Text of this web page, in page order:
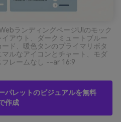
ランディングページUIのモック
アウト、ダークミュートブルー
ド、暖色タンのプライマリボタ
ルなアイコンとチャート、モダ
フレームなし --ar 16:9
パレットのビジュアルを無料
作成